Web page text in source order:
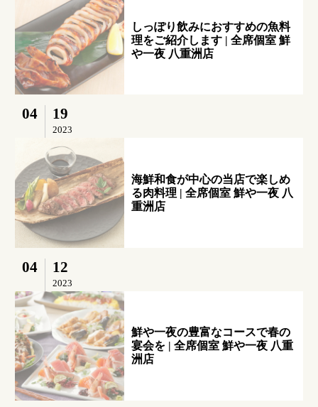
しっぽり飲みにおすすめの魚料
理をご紹介します | 全席個室 鮮
や一夜 八重洲店
04 19
2023
海鮮和食が中心の当店で楽しめ
る肉料理 | 全席個室 鮮や一夜 八
重洲店
04 12
2023
鮮や一夜の豊富なコースで春の
宴会を | 全席個室 鮮や一夜 八重
洲店